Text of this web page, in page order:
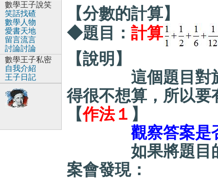
【分數的計算】
◆題目：計算
【說明】
這個題目對於用
得很不想算，所以要
【作法１ 】
觀察答案是
如果將題目的項
案會發現：
數學王子說笑
笑話找碴
數學人物
愛書天地
留言流言
討論討論
數學王子私密
自我介紹
王子日記